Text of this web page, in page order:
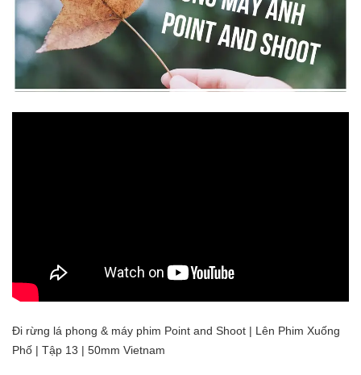
Đi rừng lá phong & máy phim Point and Shoot | Lên Phim Xuống
Phố | Tập 13 | 50mm Vietnam